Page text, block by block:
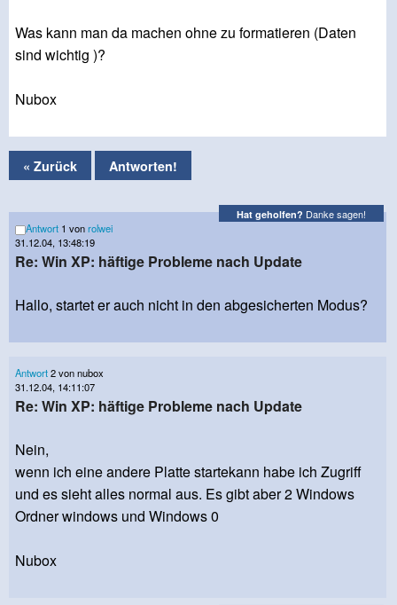
Was kann man da machen ohne zu formatieren (Daten
sind wichtig )?
Nubox
« Zurück Antworten!
Hat geholfen? Danke sagen!
Antwort 1 vonrolwei
31.12.04, 13:48:19
Re: Win XP: häftige Probleme nach Update
Hallo, startet er auch nicht in den abgesicherten Modus?
Antwort2 von nubox
31.12.04, 14:11:07
Re: Win XP: häftige Probleme nach Update
Nein,
wenn ich eine andere Platte startekann habe ich Zugriff
und es sieht alles normal aus. Es gibt aber 2 Windows
Ordner windows und Windows 0
Nubox